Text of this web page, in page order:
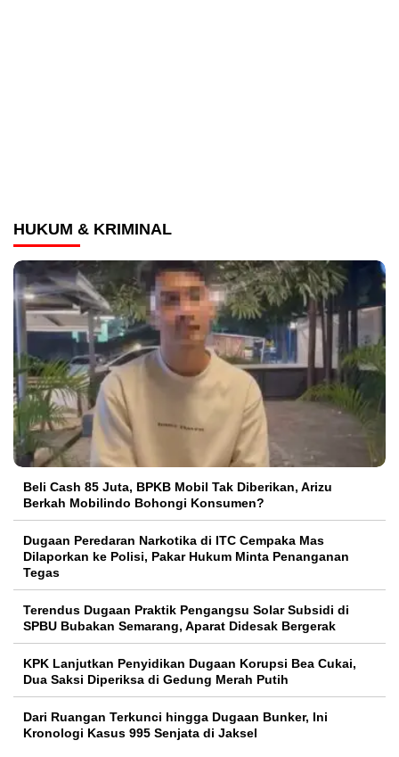
HUKUM & KRIMINAL
‎Beli Cash 85 Juta, BPKB Mobil Tak Diberikan, Arizu
Berkah Mobilindo Bohongi Konsumen?
Dugaan Peredaran Narkotika di ITC Cempaka Mas
Dilaporkan ke Polisi, Pakar Hukum Minta Penanganan
Tegas
Terendus Dugaan Praktik Pengangsu Solar Subsidi di
SPBU Bubakan Semarang, Aparat Didesak Bergerak
KPK Lanjutkan Penyidikan Dugaan Korupsi Bea Cukai,
Dua Saksi Diperiksa di Gedung Merah Putih
Dari Ruangan Terkunci hingga Dugaan Bunker, Ini
Kronologi Kasus 995 Senjata di Jaksel